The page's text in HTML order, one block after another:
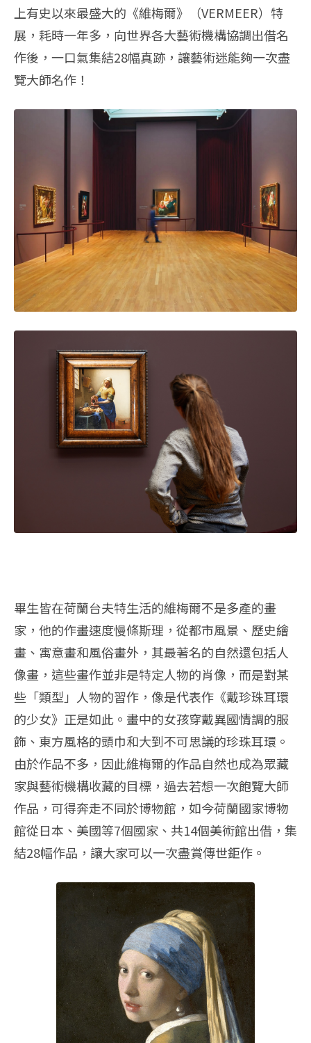
上有史以來最盛大的《維梅爾》（VERMEER）特
展，耗時一年多，向世界各大藝術機構協調出借名
作後，一口氣集結28幅真跡，讓藝術迷能夠一次盡
覽大師名作！
畢生皆在荷蘭台夫特生活的維梅爾不是多產的畫
家，他的作畫速度慢條斯理，從都市風景、歷史繪
畫、寓意畫和風俗畫外，其最著名的自然還包括人
像畫，這些畫作並非是特定人物的肖像，而是對某
些「類型」人物的習作，像是代表作《戴珍珠耳環
的少女》正是如此。畫中的女孩穿戴異國情調的服
飾、東方風格的頭巾和大到不可思議的珍珠耳環。
由於作品不多，因此維梅爾的作品自然也成為眾藏
家與藝術機構收藏的目標，過去若想一次飽覽大師
作品，可得奔走不同於博物館，如今荷蘭國家博物
館從日本、美國等7個國家、共14個美術館出借，集
結28幅作品，讓大家可以一次盡賞傳世鉅作。